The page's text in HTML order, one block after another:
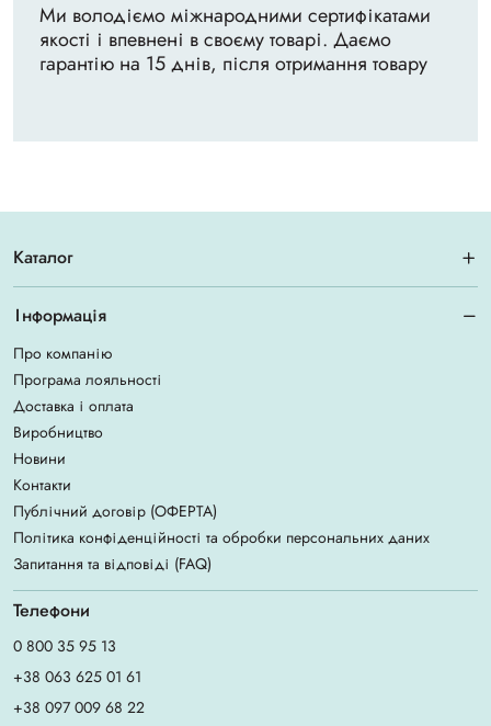
Ми володіємо міжнародними сертифікатами
якості і впевнені в своєму товарі. Даємо
гарантію на 15 днів, після отримання товару
Каталог
Інформація
Про компанію
Програма лояльності
Доставка і оплата
Виробництво
Новини
Контакти
Публічний договір (ОФЕРТА)
Політика конфіденційності та обробки персональних даних
Запитання та відповіді (FAQ)
Телефони
0 800 35 95 13
+38 063 625 01 61
+38 097 009 68 22